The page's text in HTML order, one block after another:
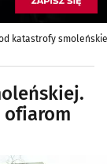
katastrofy
ofiarom